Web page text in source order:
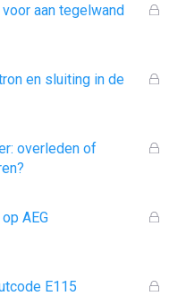
G
o
aan tegelwand
G
o
en sluiting in de
G
o
overleden of
G
o
AEG
G
E115